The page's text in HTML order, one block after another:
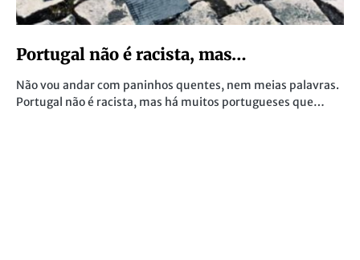
Portugal não é racista, mas…
Não vou andar com paninhos quentes, nem meias palavras.
Portugal não é racista, mas há muitos portugueses que…